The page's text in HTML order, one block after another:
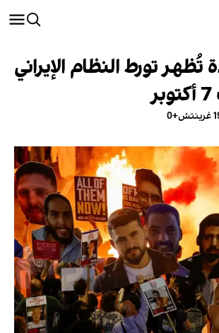
تُظهر تورط النظام الإيراني